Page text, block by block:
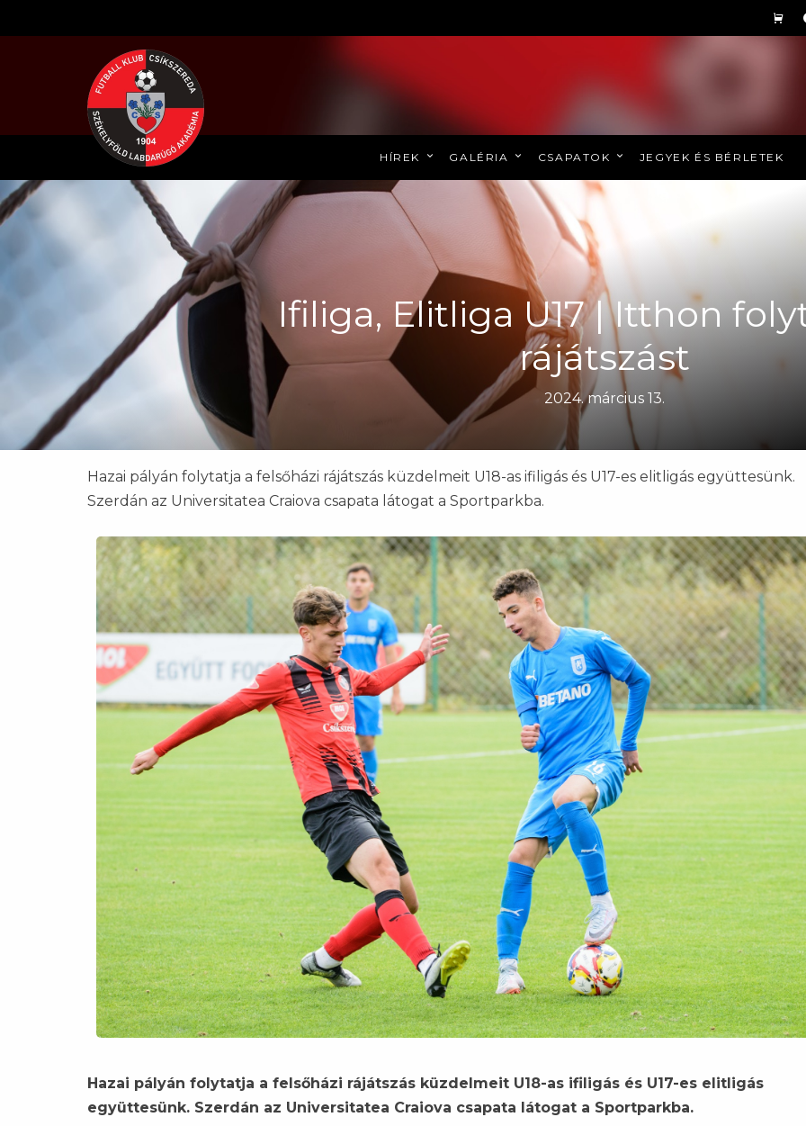
HÍREK GALÉRIA CSAPATOK JEGYEK ÉS BÉRLETEK
Ifiliga, Elitliga U17 | Itthon
rájátszást
2024. március 13.
Hazai pályán folytatja a felsőházi rájátszás küzdelmeit U18-as ifiligás és U17-es elitligás együttesünk.
Szerdán az Universitatea Craiova csapata látogat a Sportparkba.
Hazai pályán folytatja a felsőházi rájátszás küzdelmeit U18-as ifiligás és U17-es elitligás
együttesünk. Szerdán az Universitatea Craiova csapata látogat a Sportparkba.